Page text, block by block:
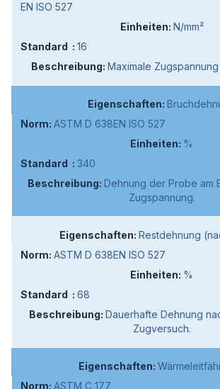
EN ISO 527
N/mm²
16
Maximale
ASTM D 638EN ISO 527
%
340
Dehnung der Probe am
Zugspannung.
Restdehnung
ASTM D 638EN ISO 527
%
68
Dauerhafte Dehnung
Zugversuch.
ASTM C 177